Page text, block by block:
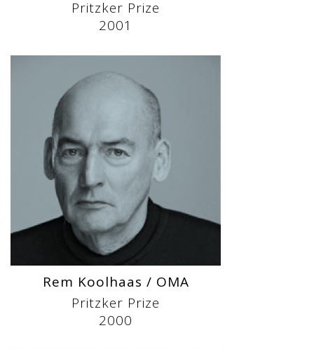
Pritzker Prize
2001
Rem Koolhaas / OMA
Pritzker Prize
2000